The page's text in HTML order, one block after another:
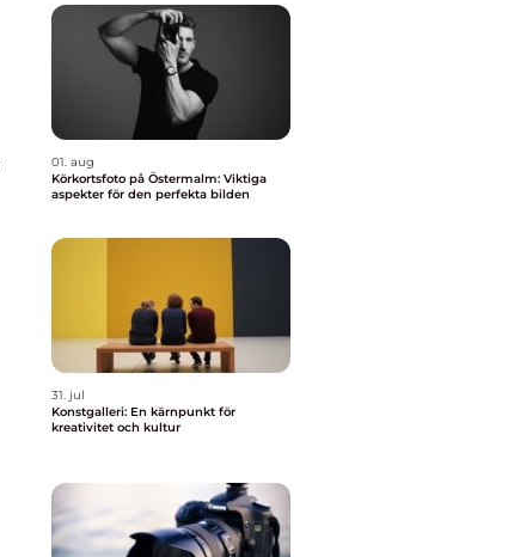
01. aug
Körkortsfoto på Östermalm: Viktiga
aspekter för den perfekta bilden
31. jul
Konstgalleri: En kärnpunkt för
kreativitet och kultur